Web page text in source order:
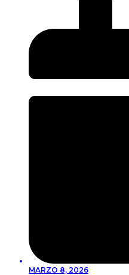
MARZO 8, 2026